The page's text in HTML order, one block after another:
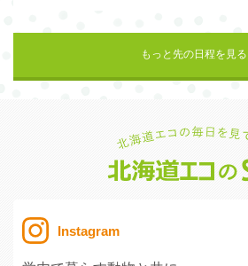
もっと先の日程を見る
Instagram